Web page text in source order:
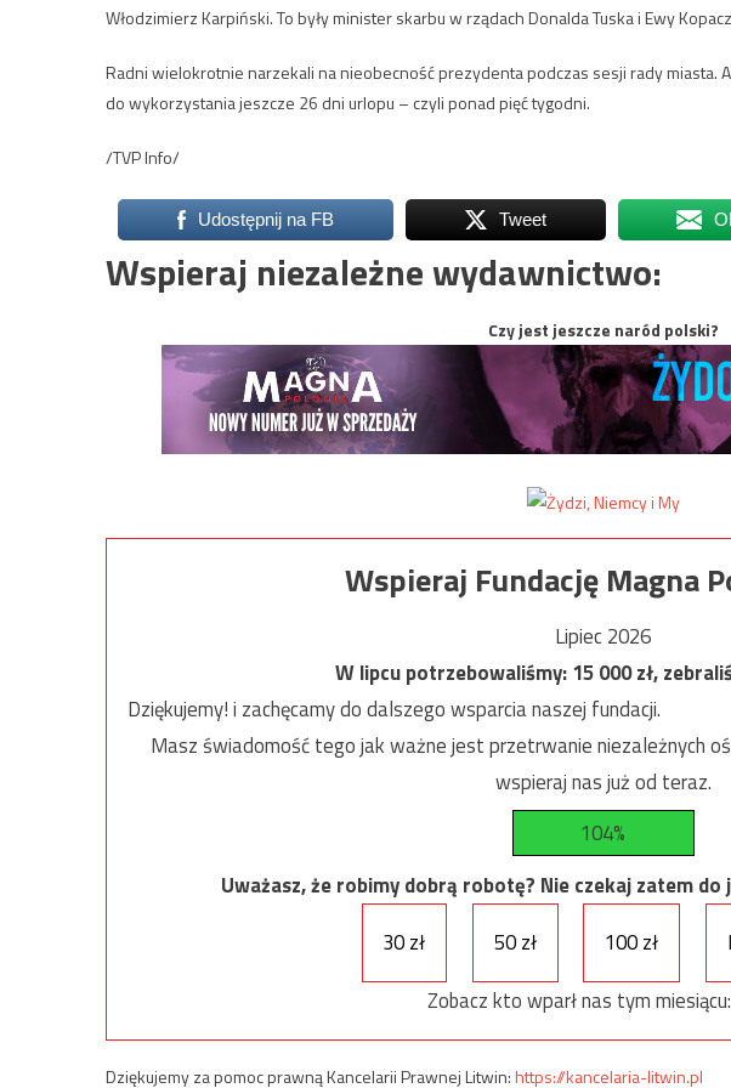
Włodzimierz Karpiński. To były minister skarbu w rządach Donalda Tuska i Ewy
Radni wielokrotnie narzekali na nieobecność prezydenta podczas sesji rady miasta.
do wykorzystania jeszcze 26 dni urlopu – czyli ponad pięć tygodni.
/TVP Info/
Udostępnij na FB Tweet
Wspieraj niezależne wydawnictwo:
Czy jest jeszcze naród polski?
Wspieraj Fundację Magna
Lipiec 2026
W lipcu potrzebowaliśmy:15 000zł,
Dziękujemy! i zachęcamy do dalszego wsparcia naszej fundacji.
Masz świadomość tego jak ważne jest przetrwanie niezależnych
wspieraj nas już od teraz.
104%
Uważasz, że robimy dobrą robotę? Nie czekaj zatem
30 zł
50 zł 100 zł
Zobacz kto wparł nas tym miesiącu:
Dziękujemy za pomoc prawną Kancelarii Prawnej Litwin:https://kancelaria-litwin.pl